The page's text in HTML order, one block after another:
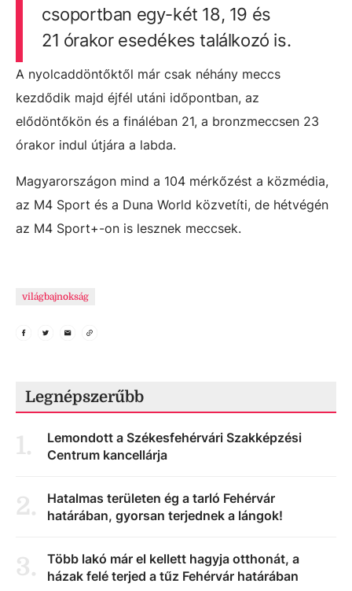
csoportban egy-két 18, 19 és
21 órakor esedékes találkozó is.
A nyolcaddöntőktől már csak néhány meccs
kezdődik majd éjfél utáni időpontban, az
elődöntőkön és a fináléban 21, a bronzmeccsen 23
órakor indul útjára a labda.
Magyarországon mind a 104 mérkőzést a közmédia,
az M4 Sport és a Duna World közvetíti, de hétvégén
az M4 Sport+-on is lesznek meccsek.
világbajnokság
Legnépszerűbb
1.
Lemondott a Székesfehérvári Szakképzési
Centrum kancellárja
2.
Hatalmas területen ég a tarló Fehérvár
határában, gyorsan terjednek a lángok!
3.
Több lakó már el kellett hagyja otthonát, a
házak felé terjed a tűz Fehérvár határában